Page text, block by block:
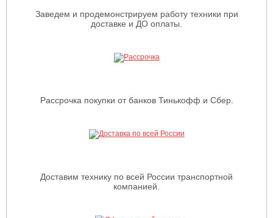
Заведем и продемонстрируем работу техники при
доставке и ДО оплаты.
Рассрочка покупки от банков Тинькофф и Сбер.
Доставим технику по всей России транспортной
компанией.